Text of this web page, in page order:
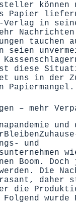
können
Papier
Verlag in
tauchen
seien
diese
uns in der
– mehr
und
Boom.
Die
daher
die
Folgend